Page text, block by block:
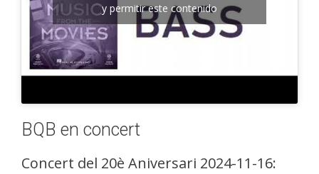
y permitir este contenido
BQB en concert
Concert del 20è Aniversari 2024-11-16: